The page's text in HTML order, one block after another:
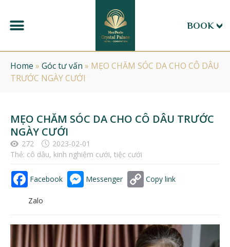
BOOK
Home » Góc tư vấn » MẸO CHĂM SÓC DA CHO CÔ DÂU
TRƯỚC NGÀY CƯỚI
MẸO CHĂM SÓC DA CHO CÔ DÂU TRƯỚC
NGÀY CƯỚI
272
2023-02-01
Thẻ: cô dâu, kinh nghiệm cưới, tiệc cưới
Facebook Messenger Copy link
Zalo